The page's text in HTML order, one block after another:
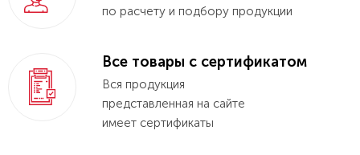
по расчету и подбору продукции
Все товары с сертификатом
Вся продукция
представленная на сайте
имеет сертификаты